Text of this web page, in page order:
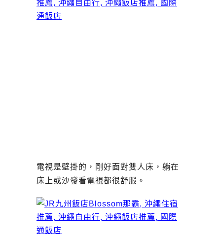
電視是壁掛的，剛好面對雙人床，躺在
床上或沙發看電視都很舒服。